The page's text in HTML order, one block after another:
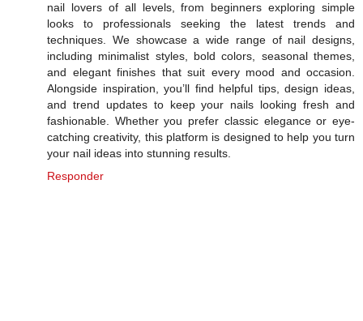
nail lovers of all levels, from beginners exploring simple
looks to professionals seeking the latest trends and
techniques. We showcase a wide range of nail designs,
including minimalist styles, bold colors, seasonal themes,
and elegant finishes that suit every mood and occasion.
Alongside inspiration, you’ll find helpful tips, design ideas,
and trend updates to keep your nails looking fresh and
fashionable. Whether you prefer classic elegance or eye-
catching creativity, this platform is designed to help you turn
your nail ideas into stunning results.
Responder